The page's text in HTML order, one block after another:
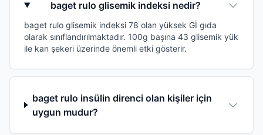
baget rulo glisemik indeksi nedir?
baget rulo glisemik indeksi 78 olan yüksek Gİ gıda
olarak sınıflandırılmaktadır. 100g başına 43 glisemik yük
ile kan şekeri üzerinde önemli etki gösterir.
baget rulo insülin direnci olan kişiler için
uygun mudur?